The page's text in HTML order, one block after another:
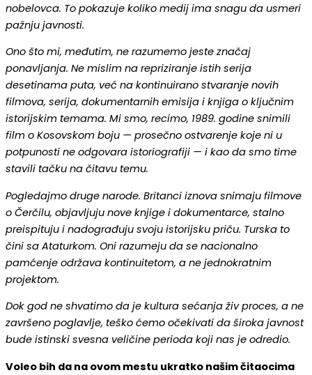
nobelovca. To pokazuje koliko medij ima snagu da usmeri
pažnju javnosti.
Ono što mi, međutim, ne razumemo jeste značaj
ponavljanja. Ne mislim na repriziranje istih serija
desetinama puta, već na kontinuirano stvaranje novih
filmova, serija, dokumentarnih emisija i knjiga o ključnim
istorijskim temama. Mi smo, recimo, 1989. godine snimili
film o Kosovskom boju — prosečno ostvarenje koje ni u
potpunosti ne odgovara istoriografiji — i kao da smo time
stavili tačku na čitavu temu.
Pogledajmo druge narode. Britanci iznova snimaju filmove
o Čerčilu, objavljuju nove knjige i dokumentarce, stalno
preispituju i nadograđuju svoju istorijsku priču. Turska to
čini sa Ataturkom. Oni razumeju da se nacionalno
pamćenje održava kontinuitetom, a ne jednokratnim
projektom.
Dok god ne shvatimo da je kultura sećanja živ proces, a ne
završeno poglavlje, teško ćemo očekivati da široka javnost
bude istinski svesna veličine perioda koji nas je odredio.
Voleo bih da na ovom mestu ukratko našim čitaocima